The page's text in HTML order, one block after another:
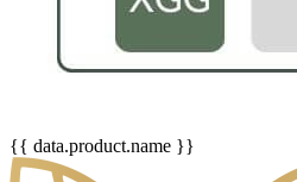
{{ data.product.name }}